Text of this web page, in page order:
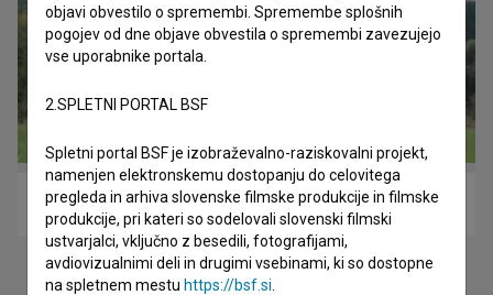
Forma Viva (2016)
objavi obvestilo o spremembi. Spremembe splošnih
pogojev od dne objave obvestila o spremembi zavezujejo
vse uporabnike portala.
2.SPLETNI PORTAL BSF
Spletni portal BSF je izobraževalno-raziskovalni projekt,
namenjen elektronskemu dostopanju do celovitega
pregleda in arhiva slovenske filmske produkcije in filmske
produkcije, pri kateri so sodelovali slovenski filmski
ustvarjalci, vključno z besedili, fotografijami,
avdiovizualnimi deli in drugimi vsebinami, ki so dostopne
na spletnem mestu https://bsf.si